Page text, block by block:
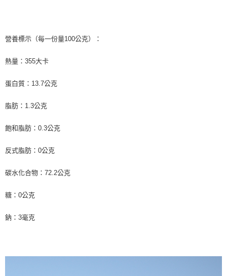
營養標示（每一份量100公克）：
熱量：355大卡
蛋白質：13.7公克
脂肪：1.3公克
飽和脂肪：0.3公克
反式脂肪：0公克
碳水化合物：72.2公克
糖：0公克
鈉：3毫克